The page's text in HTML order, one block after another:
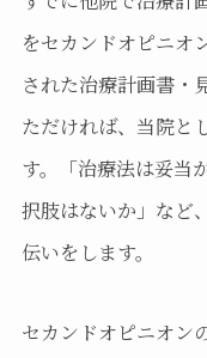
をセカンドオピニオ
された治療計画書・
ただければ、当院と
す。「治療法は妥当
択肢はないか」など
伝いをします。
セカンドオピニオン